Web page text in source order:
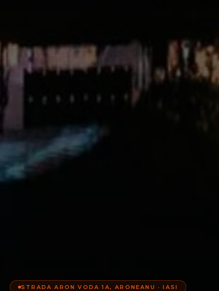
STRADA ARON VODA 1A, ARONEANU · IASI